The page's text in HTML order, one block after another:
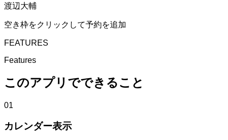
渡辺大輔
空き枠をクリックして予約を追加
FEATURES
Features
このアプリでできること
01
カレンダー表示